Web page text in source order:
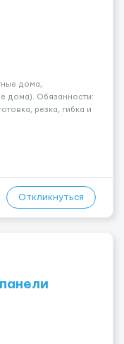
дома,
дома). Обязанности:
резка, гибка и
бетона. - Демонтаж
Откликнуться